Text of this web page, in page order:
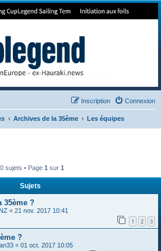
Connexion
Inscription
Archives de la 35ème Les équipes
sujets • Page 1 sur 1
Sujets
35ème ?
« 21 nov. 2017 10:41
1 2 3
?
« 01 oct. 2017 10:05